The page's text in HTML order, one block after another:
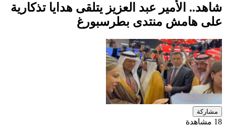
شاهد.. الأمير عبد العزيز يتلقى هدايا تذكارية
على هامش منتدى بطرسبورغ
مشاركة
18 مشاهدة